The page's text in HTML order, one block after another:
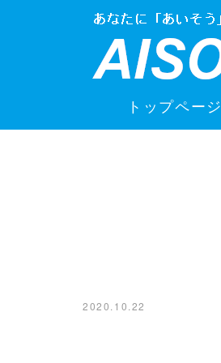
トップページ
2020.10.22